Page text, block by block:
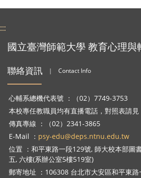
:::
國立臺灣師範大學 教育心理與
聯絡資訊 ｜ Contact Info
心輔系總機代表號 ：（02）7749-3753
本校專任教職員均有直播電話，對照表請見
傳真專線 ：（02）2341-3865
E-Mail ： psy-edu@deps.ntnu.edu.tw
位置 ：和平東路一段129號, 師大校本部圖
五, 六樓(系辦公室5樓519室)
郵寄地址 ：106308 台北市大安區和平東